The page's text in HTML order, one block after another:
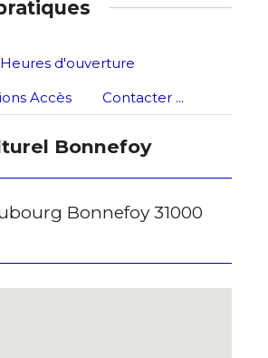
Heures d'ouverture
Accès
Contacter ...
Bonnefoy
Bonnefoy 31000